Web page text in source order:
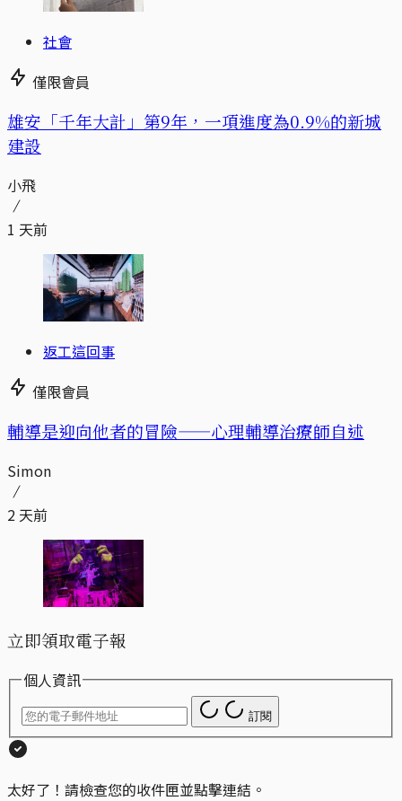
社會
僅限會員
​​雄安「千年大計」第9年，一項進度為0.9%的新城
建設
小飛
1 天前
返工這回事
僅限會員
輔導是迎向他者的冒險——心理輔導治療師自述
Simon
2 天前
立即領取電子報
個人資訊
訂閱
太好了！請檢查您的收件匣並點擊連結。